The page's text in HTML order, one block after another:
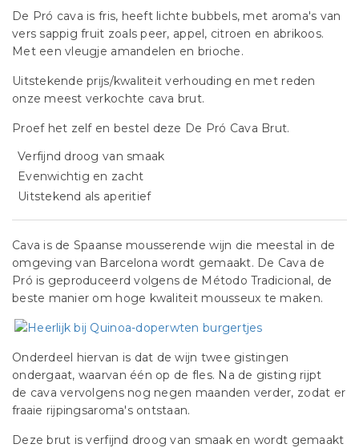
De Pró cava is fris, heeft lichte bubbels, met aroma's van
vers sappig fruit zoals peer, appel, citroen en abrikoos.
Met een vleugje amandelen en brioche.
Uitstekende prijs/kwaliteit verhouding en met reden
onze meest verkochte cava brut.
Proef het zelf en bestel deze De Pró Cava Brut.
Verfijnd droog van smaak
Evenwichtig en zacht
Uitstekend als aperitief
Cava is de Spaanse mousserende wijn die meestal in de
omgeving van Barcelona wordt gemaakt. De Cava de
Pró is geproduceerd volgens de Método Tradicional, de
beste manier om hoge kwaliteit mousseux te maken.
Onderdeel hiervan is dat de wijn twee gistingen
ondergaat, waarvan één op de fles. Na de gisting rijpt
de cava vervolgens nog negen maanden verder, zodat er
fraaie rijpingsaroma's ontstaan.
Deze brut is verfijnd droog van smaak en wordt gemaakt